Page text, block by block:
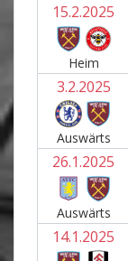
15.2.2025
Heim
3.2.2025
Auswärts
26.1.2025
Auswärts
14.1.2025